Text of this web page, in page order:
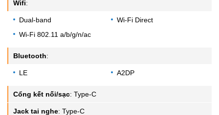
Wifi:
Dual-band
Wi-Fi Direct
Wi-Fi 802.11 a/b/g/n/ac
Bluetooth:
LE A2DP
Cổng kết nối/sạc: Type-C
Jack tai nghe: Type-C